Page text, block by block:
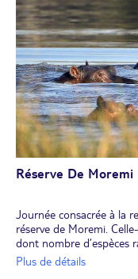
Déjeuner libre.
Installation à l'hôtel.
Dîner et nuit au lodge.
Réserve De Moremi
Journée consacrée à la
réserve de Moremi.
dont nombre d’espèces
Déjeuner.
Plus de détails